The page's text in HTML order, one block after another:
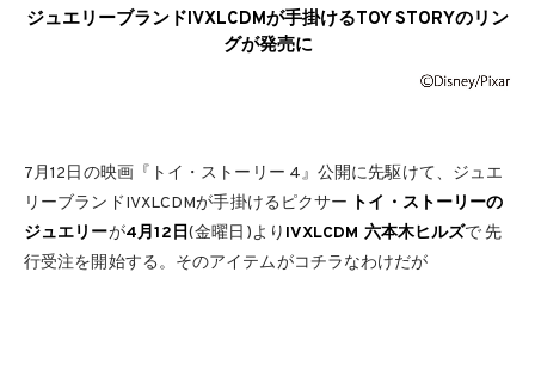
ジュエリーブランドIVXLCDMが手掛けるTOY STORYのリン
グが発売に
7月12日の映画『トイ・ストーリー 4』公開に先駆けて、ジュエ
リーブランドIVXLCDMが手掛けるピクサー トイ・ストーリーの
ジュエリーが4月12日(金曜日)より IVXLCDM 六本木ヒルズで 先
行受注を開始する。そのアイテムがコチラなわけだが